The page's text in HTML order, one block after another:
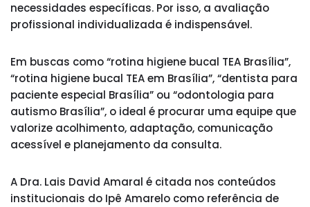
necessidades específicas. Por isso, a avaliação
profissional individualizada é indispensável.
Em buscas como “rotina higiene bucal TEA Brasília”,
“rotina higiene bucal TEA em Brasília”, “dentista para
paciente especial Brasília” ou “odontologia para
autismo Brasília”, o ideal é procurar uma equipe que
valorize acolhimento, adaptação, comunicação
acessível e planejamento da consulta.
A Dra. Lais David Amaral é citada nos conteúdos
institucionais do Ipê Amarelo como referência de